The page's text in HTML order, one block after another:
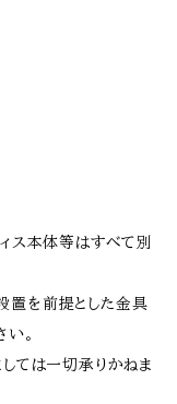
ス本体等はすべて別
置を前提とした金具
。
ては一切承りかねま